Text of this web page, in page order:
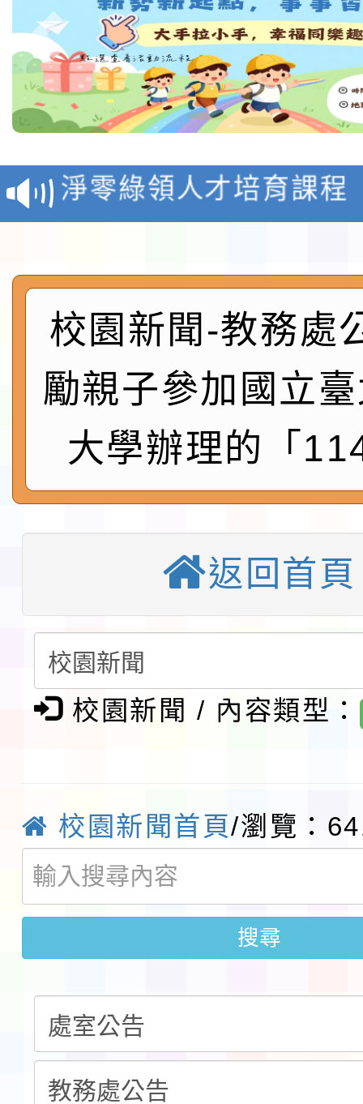
教育部校安中心白海豚
報
淨零綠領人才培育課程
檢送桃園市115學年度
及師生本土語及新住民
實施要點各1份
115年食農教育專業人
程
函轉國家通訊傳播委員
鎮韌性（防空）演習－
速演練執行計畫」
「115年金融知識線上
法」
第3次招考代課鐘點教
告(不再辦理後續甄選)
檢送「桃園市115學年
賽實施要點」1份
程安排一案
「桃園市補助參觀特色
展演活動實施計畫」
請一案
教育部校安中心白海豚
報
淨零綠領人才培育課程
檢送桃園市115學年度
程
函轉國家通訊傳播委員
鎮韌性（防空）演習－
速演練執行計畫」
「115年金融知識線上
法」
本校115學年度第1學
第3次招考代課鐘點教
告(不再辦理後續甄選)
檢送「桃園市115學年
賽實施要點」1份
本市「115學年度學生
程安排一案
「桃園市補助參觀特色
展演活動實施計畫」
校園新聞-教務處
勵親子參加國立
大學辦理的「
返回首頁
校園新聞 / 內容類型：
校園新聞首頁/瀏覽：
搜尋